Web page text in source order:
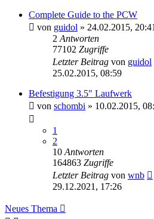
Complete Guide to the PCW
von guidol » 24.02.2015, 20:41
2 Antworten
77102 Zugriffe
Letzter Beitrag von guidol
25.02.2015, 08:59
Befestigung 3.5" Laufwerk
von schombi » 10.02.2015,
1
2
10 Antworten
164863 Zugriffe
Letzter Beitrag von wnb
29.12.2021, 17:26
Neues Thema